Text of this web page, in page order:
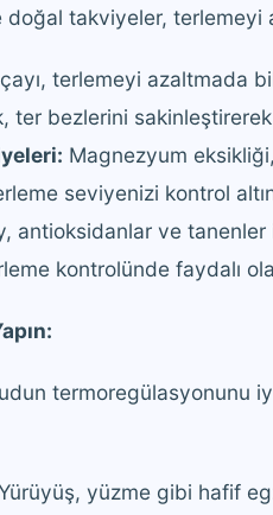
doğal takviyeler, terlemeyi
terlemeyi azaltmada
ter bezlerini
Magnezyum
seviyenizi kontrol
antioksidanlar ve
kontrolünde faydalı
termoregülasyonunu
yüzme gibi hafif